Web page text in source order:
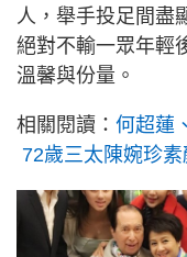
人，舉手投足間盡
絕對不輸一眾年輕
溫馨與份量。
相關閱讀： 何超蓮
72歲三太陳婉珍